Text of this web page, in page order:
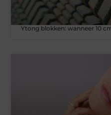
Ytong blokken: wanneer 10